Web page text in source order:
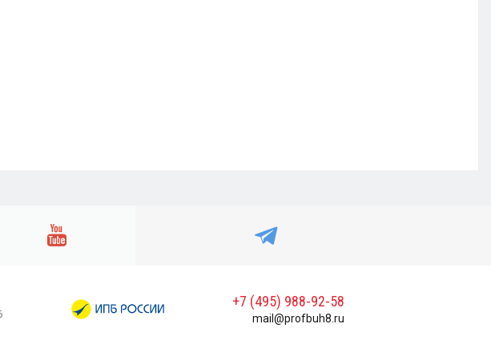
+7 (495) 988-92-58
mail@profbuh8.ru